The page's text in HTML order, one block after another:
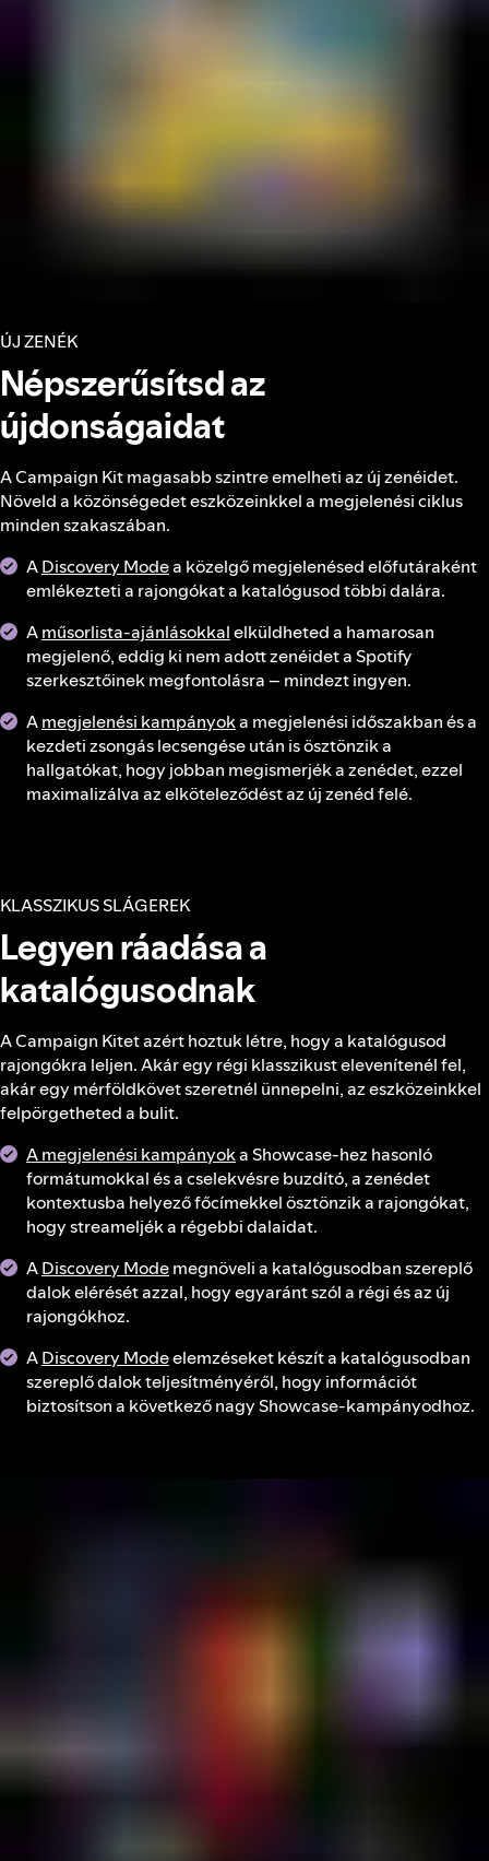
ÚJ ZENÉK
Népszerűsítsd az
újdonságaidat
A Campaign Kit magasabb szintre emelheti az új zenéidet.
Növeld a közönségedet eszközeinkkel a megjelenési ciklus
minden szakaszában.
ADiscovery Modea közelgő megjelenésed előfutáraként
emlékezteti a rajongókat a katalógusod többi dalára.
Aműsorlista-ajánlásokkalelküldheted a hamarosan
megjelenő, eddig ki nem adott zenéidet a Spotify
szerkesztőinek megfontolásra – mindezt ingyen.
Amegjelenési kampányoka megjelenési időszakban és a
kezdeti zsongás lecsengése után is ösztönzik a
hallgatókat, hogy jobban megismerjék a zenédet, ezzel
maximalizálva az elköteleződést az új zenéd felé.
KLASSZIKUS SLÁGEREK
Legyen ráadása a
katalógusodnak
A Campaign Kitet azért hoztuk létre, hogy a katalógusod
rajongókra leljen. Akár egy régi klasszikust elevenítenél fel,
akár egy mérföldkövet szeretnél ünnepelni, az eszközeinkkel
felpörgetheted a bulit.
A megjelenési kampányoka Showcase-hez hasonló
formátumokkal és a cselekvésre buzdító, a zenédet
kontextusba helyező főcímekkel ösztönzik a rajongókat,
hogy streameljék a régebbi dalaidat.
ADiscovery Modemegnöveli a katalógusodban szereplő
dalok elérését azzal, hogy egyaránt szól a régi és az új
rajongókhoz.
ADiscovery Modeelemzéseket készít a katalógusodban
szereplő dalok teljesítményéről, hogy információt
biztosítson a következő nagy Showcase-kampányodhoz.